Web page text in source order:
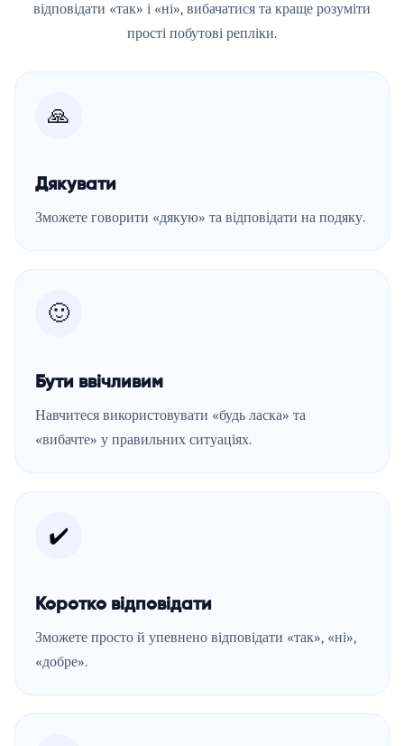
відповідати «так» і «ні», вибачатися та краще розуміти
прості побутові репліки.
🙏
Дякувати
Зможете говорити «дякую» та відповідати на подяку.
🙂
Бути ввічливим
Навчитеся використовувати «будь ласка» та
«вибачте» у правильних ситуаціях.
✔️
Коротко відповідати
Зможете просто й упевнено відповідати «так», «ні»,
«добре».